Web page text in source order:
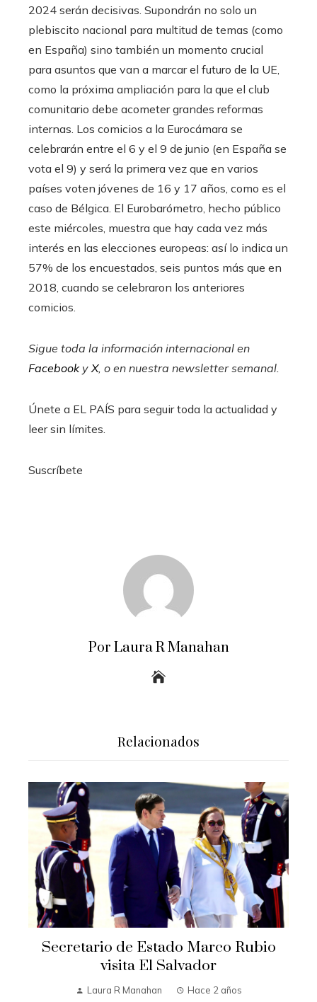
2024 serán decisivas. Supondrán no solo un
plebiscito nacional para multitud de temas (como
en España) sino también un momento crucial
para asuntos que van a marcar el futuro de la UE,
como la próxima ampliación para la que el club
comunitario debe acometer grandes reformas
internas. Los comicios a la Eurocámara se
celebrarán entre el 6 y el 9 de junio (en España se
vota el 9) y será la primera vez que en varios
países voten jóvenes de 16 y 17 años, como es el
caso de Bélgica. El Eurobarómetro, hecho público
este miércoles, muestra que hay cada vez más
interés en las elecciones europeas: así lo indica un
57% de los encuestados, seis puntos más que en
2018, cuando se celebraron los anteriores
comicios.
Sigue toda la información internacional en
Facebooky X, o en nuestra newsletter semanal
Únete a EL PAÍS para seguir toda la actualidad y
leer sin límites.
Suscríbete
Por Laura R Manahan
Relacionados
Secretario de Estado Marco Rubio
visita El Salvador
Laura R Manahan Hace 2 años